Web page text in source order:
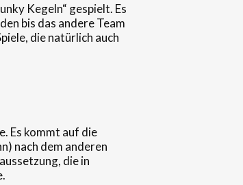
Kegeln“ gespielt. Es
bis das andere Team
die natürlich auch
Es kommt auf die
nach dem anderen
die in